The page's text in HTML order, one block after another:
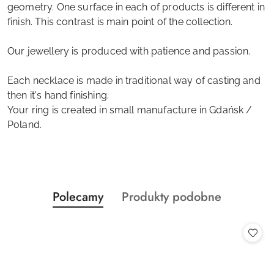
geometry. One surface in each of products is different in
finish. This contrast is main point of the collection.
Our jewellery is produced with patience and passion.
Each necklace is made in traditional way of casting and
then it's hand finishing.
Your ring is created in small manufacture in Gdańsk /
Poland.
Pomiń karuzelę produktów
Produkty
o
Polecamy
Produkty
Produkty podobne